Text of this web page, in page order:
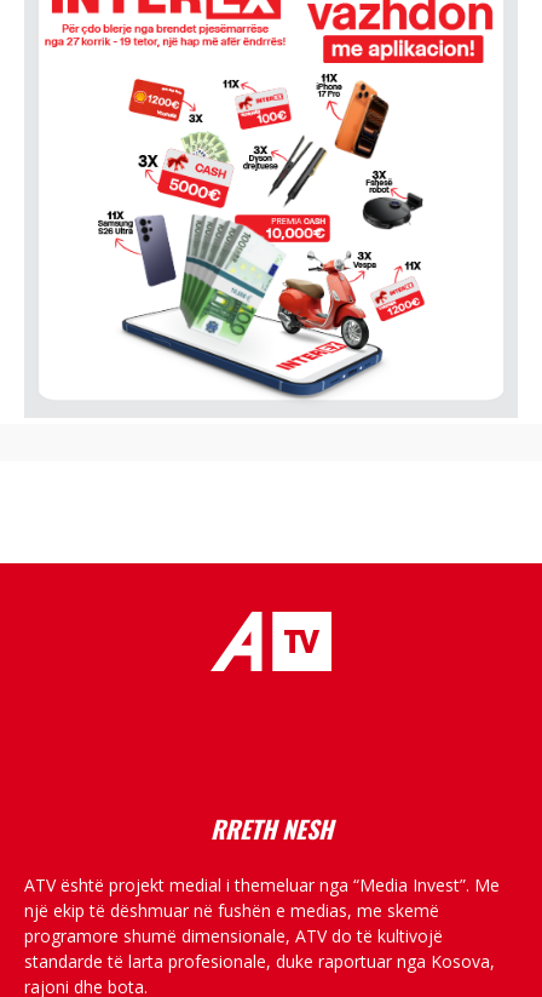
RRETH NESH
ATV është projekt medial i themeluar nga “Media Invest”. Me
një ekip të dëshmuar në fushën e medias, me skemë
programore shumë dimensionale, ATV do të kultivojë
standarde të larta profesionale, duke raportuar nga Kosova,
rajoni dhe bota.